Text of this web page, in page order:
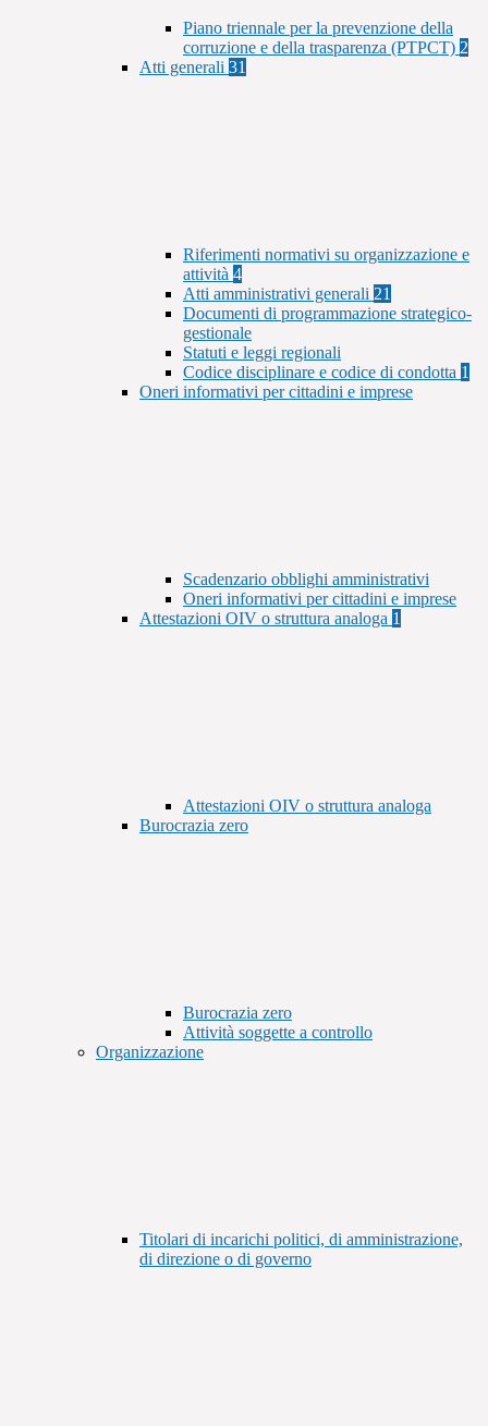
Piano triennale per la prevenzione della
corruzione e della trasparenza (PTPCT) 2
Atti generali 31
Riferimenti normativi su organizzazione e
attività 4
Atti amministrativi generali 21
Documenti di programmazione strategico-
gestionale
Statuti e leggi regionali
Codice disciplinare e codice di condotta 1
Oneri informativi per cittadini e imprese
Scadenzario obblighi amministrativi
Oneri informativi per cittadini e imprese
Attestazioni OIV o struttura analoga 1
Attestazioni OIV o struttura analoga
Burocrazia zero
Burocrazia zero
Attività soggette a controllo
Organizzazione
Titolari di incarichi politici, di amministrazione,
di direzione o di governo